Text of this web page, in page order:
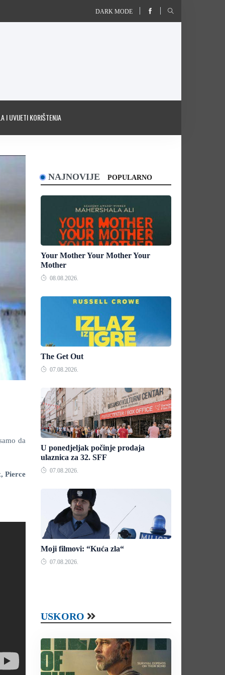
DARK MODE
I UVIJETI KORIŠTENJA
da
Pierce
NAJNOVIJE POPULARNO
Your Mother Your Mother Your
Mother
08.08.2026.
The Get Out
07.08.2026.
U ponedjeljak počinje prodaja
ulaznica za 32. SFF
07.08.2026.
Moji filmovi: “Kuća zla“
07.08.2026.
USKORO